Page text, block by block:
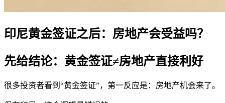
印尼黄金签证之后：房地产会受益吗？
先给结论：黄金签证≠房地产直接利好
很多投资者看到“黄金签证”，第一反应是：房地产机会来了。